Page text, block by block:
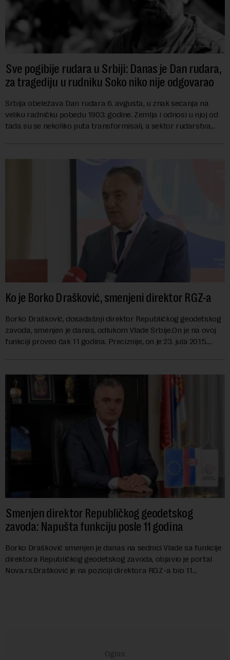
Sve pogibije rudara u Srbiji: Danas je Dan rudara,
za tragediju u rudniku Soko niko nije odgovarao
Srbija obeležava Dan rudara 6. avgusta, u znak sećanja na
veliku radničku pobedu 1903. godine. Zemlja i odnosi u njoj od
tada su se nekoliko puta transformisali, a sektor rudarstva
Ko je Borko Drašković, smenjeni direktor RGZ-a
Borko Drašković, dosadašnji direktor Republičkog geodetskog
zavoda, smenjen je danas, odlukom Vlade Srbije.On je na ovoj
funkciji proveo čak 11 godina. Preciznije, on je 23. jula 2015.
Smenjen direktor Republičkog geodetskog
zavoda: Napušta funkciju posle 11 godina
Borko Drašković smenjen je danas na sednici Vlade sa funkcije
direktora Republičkog geodetskog zavoda, objavio je portal
Nova.rs.Drašković je na poziciji direktora RGZ-a bio 11